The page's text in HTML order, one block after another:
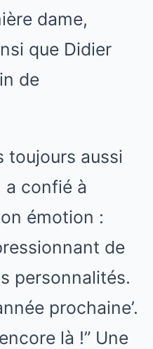
dame,
que Didier
de
toujours aussi
a confié à
émotion :
de
personnalités.
prochaine’.
là !” Une